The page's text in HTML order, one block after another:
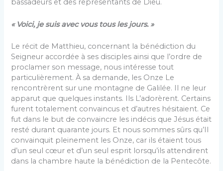
bassadeurs et des représentants de Dieu.
« Voici, je suis avec vous tous les jours. »
Le récit de Matthieu, concernant la bénédiction du
Seigneur accordée à ses disciples ainsi que l’ordre de
proclamer son message, nous intéresse tout
particuliè­rement. À sa demande, les Onze Le
rencontrèrent sur une montagne de Galilée. Il ne leur
apparut que quel­ques instants. Ils L’adorèrent. Certains
furent totale­ment convaincus et d’autres hésitaient. Ce
fut dans le but de convaincre les indécis que Jésus était
resté du­rant quarante jours. Et nous sommes sûrs qu’Il
convainquit pleinement les Onze, car ils étaient tous
d’un seul cœur et d’un seul esprit lorsqu’ils attendirent
dans la chambre haute la bénédiction de la Pentecôte.